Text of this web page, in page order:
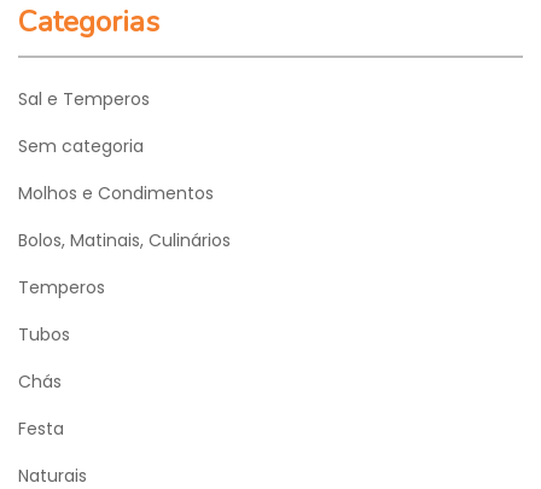
Categorias
Sal e Temperos
Sem categoria
Molhos e Condimentos
Bolos, Matinais, Culinários
Temperos
Tubos
Chás
Festa
Naturais